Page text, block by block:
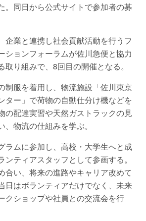
。同日から公式サイトで参加者の募
企業と連携し社会貢献活動を行うフ
ションフォーラムが佐川急便と協力
取り組みで、8回目の開催となる。
制服を着用し、物流施設「佐川東京
ター」で荷物の自動仕分け機などを
の配達実習や天然ガストラックの見
物流の仕組みを学ぶ。
ラムに参加し、高校・大学生へと成
ティアスタッフとして参画する。
合い、将来の進路やキャリア改めて
日はボランティアだけでなく、未来
クショップや社員との交流会を行